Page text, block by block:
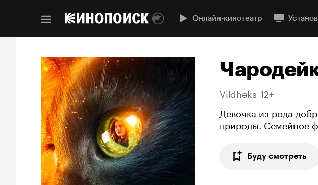
Онлайн-кинотеатр
Vildheks 12+
Девочка из рода
природы. Семейное
Буду смотреть